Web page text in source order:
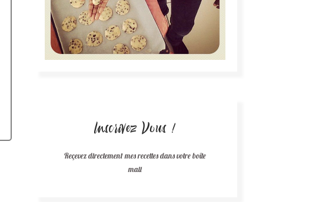
Inscrivez Vous !
Reçevez directement mes recettes dans votre boîte
mail